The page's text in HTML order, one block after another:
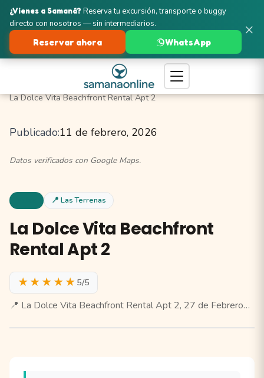
Turismo en Samaná Las Terrenas
Villas y Alquileres
La Dolce Vita Beachfront Rental Apt 2
Publicado:11 de febrero, 2026
Datos verificados con Google Maps.
📍 Las Terrenas
La Dolce Vita Beachfront
Rental Apt 2
★★★★★ 5/5
📍 La Dolce Vita Beachfront Rental Apt 2, 27 de Febrero…
×
¿Vienes a Samaná? Reserva tu excursión, transporte o buggy
directo con nosotros — sin intermediarios.
Reservar ahora WhatsApp